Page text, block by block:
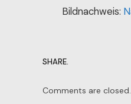
Bildnachweis:
SHARE.
Comments are closed.